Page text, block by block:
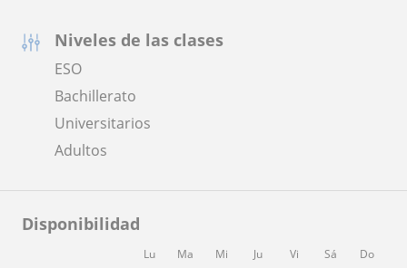
Niveles de las clases
ESO
Bachillerato
Universitarios
Adultos
Disponibilidad
Lu Ma Mi Ju Vi Sá Do